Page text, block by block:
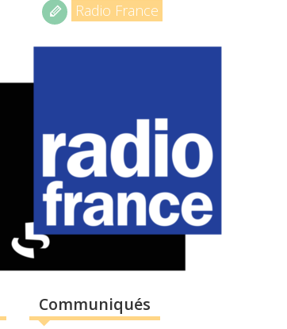
Radio France
Communiqués